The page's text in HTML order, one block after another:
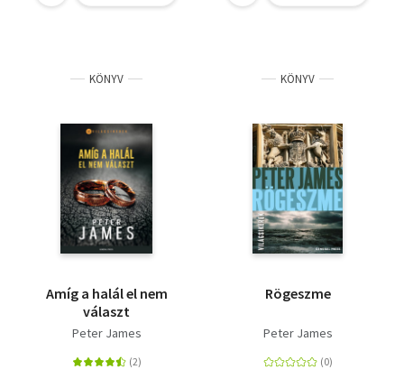
KÖNYV
Amíg a halál el nem
választ
Peter James
KÖNYV
Rögeszme
Peter James